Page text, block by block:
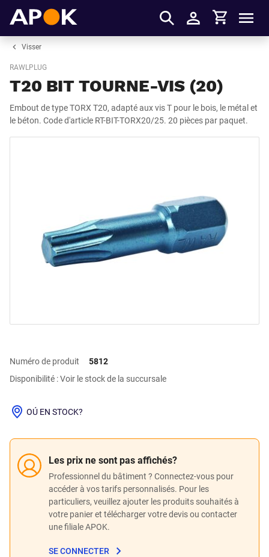
S'identifier
Panier
Visser
RAWLPLUG
T20 BIT TOURNE-VIS (20)
Embout de type TORX T20, adapté aux vis T pour le bois, le métal et
le béton. Code d'article RT-BIT-TORX20/25. 20 pièces par paquet.
Numéro de produit
5812
Disponibilité : Voir le stock de la succursale
Les prix ne sont pas affichés?
Professionnel du bâtiment ? Connectez-vous pour
accéder à vos tarifs personnalisés. Pour les
particuliers, veuillez ajouter les produits souhaités à
votre panier et télécharger votre devis ou contacter
une filiale APOK.
SE CONNECTER
OÚ EN STOCK?